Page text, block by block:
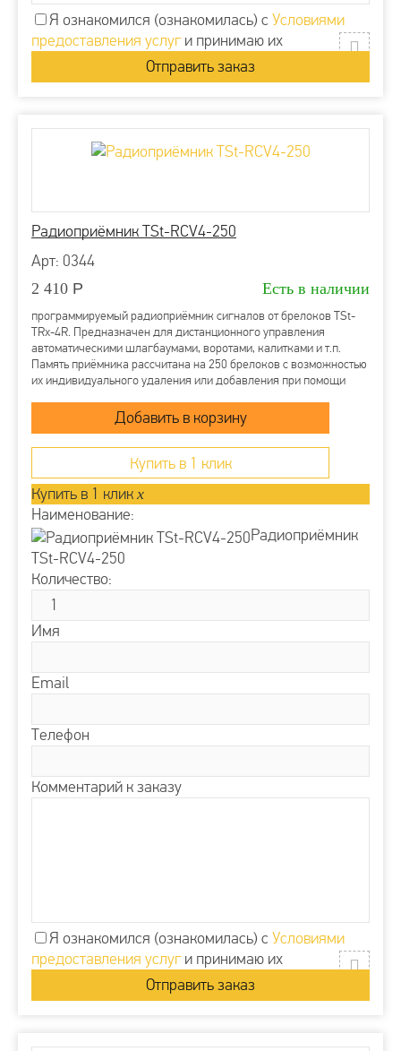
Я ознакомился (ознакомилась) с Условиями
предоставления услуги принимаю их
Радиоприёмник TSt-RCV4-250
Арт: 0344
2 410 Р Есть в наличии
программируемый радиоприёмник сигналов от брелоков TSt-
TRх-4R. Предназначен для дистанционного управления
автоматическими шлагбаумами, воротами, калитками и т.п.
Память приёмника рассчитана на 250 брелоков c возможностью
их индивидуального удаления или добавления при помощи
Купить в 1 клик
Купить в 1 клик x
Наименование:
Радиоприёмник
TSt-RCV4-250
Количество:
Имя
Email
Телефон
Комментарий к заказу
Я ознакомился (ознакомилась) с Условиями
предоставления услуги принимаю их